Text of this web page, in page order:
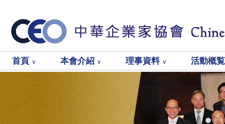
首頁 ∨ 本會介紹 ∨ 理事資料 ∨ 活動概